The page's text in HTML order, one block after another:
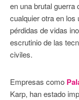
en una brutal
cualquier otra en
pérdidas de vidas
escrutinio de las
civiles.
Empresas como
Karp, han estado